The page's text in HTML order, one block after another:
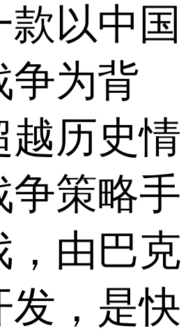
以中国
争为背
越历史情
争策略手
，由巴克
发，是快